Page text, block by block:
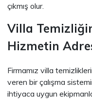
çıkmış olur.
Villa
Hizmetin
Firmamız villa
veren bir çalışma
ihtiyaca uygun